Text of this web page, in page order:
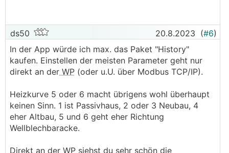
ds50 20.8.2023 (#6)
In der App würde ich max. das Paket "History"
kaufen. Einstellen der meisten Parameter geht nur
direkt an der WP (oder u.U. über Modbus TCP/IP).
Heizkurve 5 oder 6 macht übrigens wohl überhaupt
keinen Sinn. 1 ist Passivhaus, 2 oder 3 Neubau, 4
eher Altbau, 5 und 6 geht eher Richtung
Wellblechbaracke.
Direkt an der WP siehst du sehr schön die